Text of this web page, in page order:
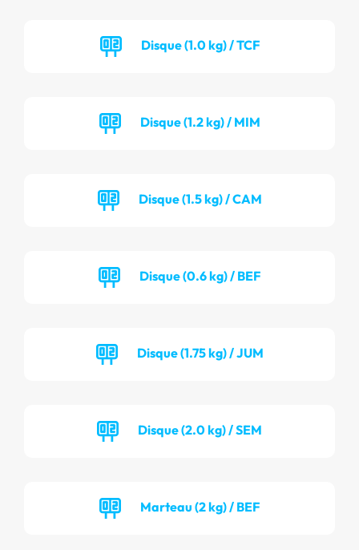
Disque (1.0 kg) / TCF
Disque (1.2 kg) / MIM
Disque (1.5 kg) / CAM
Disque (0.6 kg) / BEF
Disque (1.75 kg) / JUM
Disque (2.0 kg) / SEM
Marteau (2 kg) / BEF